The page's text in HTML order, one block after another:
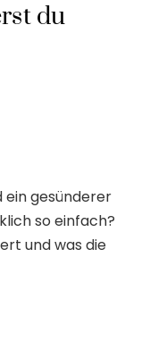
du
ein gesünderer
so einfach?
und was die